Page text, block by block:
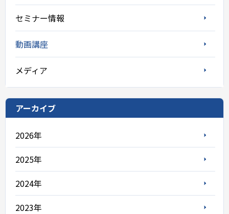
セミナー情報
動画講座
メディア
アーカイブ
2026年
2025年
2024年
2023年